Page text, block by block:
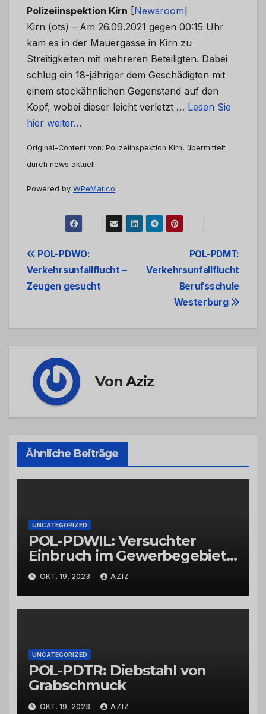
Polizeiinspektion Kirn [Newsroom]
Kirn (ots) – Am 26.09.2021 gegen 00:15 Uhr
kam es in der Mauergasse in Kirn zu
Streitigkeiten mit mehreren Beteiligten. Dabei
schlug ein 18-jähriger dem Geschädigten mit
einem stockähnlichen Gegenstand auf den
Kopf, wobei dieser leicht verletzt … Lesen Sie
hier weiter…
Original-Content von: Polizeiinspektion Kirn, übermittelt
durch news aktuell
Powered by WPeMatico
Beitrags-
Navigation
POL-PDMT:
Verkehrsunfallflucht
Berufsschule
Westerburg
POL-PDWO:
Verkehrsunfallflucht –
Zeugen gesucht
VonAziz
Ähnliche Beiträge
UNCATEGORIZED
POL-PDWIL: Versuchter
Einbruch im Gewerbegebiet
Wittlich
OKT. 19, 2023 AZIZ
UNCATEGORIZED
POL-PDTR: Diebstahl von
Grabschmuck
OKT. 19, 2023 AZIZ